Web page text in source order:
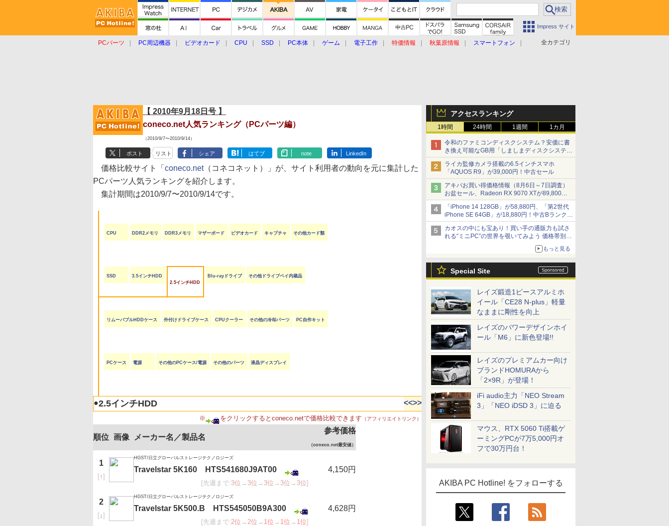
Impress サイト
全カテゴリ
PCパーツ PC周辺機器 ビデオカード CPU SSD PC本体 ゲーム 電子工作 特価情報 秋葉原情報
スマートフォン
アクセスランキング
1時間 24時間 1週間 1カ月
令和のファミコンディスクシステム？安価に書
き換え可能なGB用「しましまディスクシステ
ム」
ライカ監修カメラ搭載の6.5インチスマホ
「AQUOS R9」が39,000円！中古セール
アキバお買い得価格情報（8月6日～7日調査）
お盆セール、Radeon RX 9070 XTが89,800
円、水平周波数24.8kHz対応の17型モニターが
9,801円、暑さ指数連動セール ほか
「iPhone 14 128GB」が58,880円、「第2世代
iPhone SE 64GB」が18,880円！中古Bランク品
セール
カオスの中にも宝あり！買い手の通販力も試さ
れる“ミニPC”の世界を覗いてみよう 価格帯別に
仕様や特徴を整理、11製品をピックアップ text
もっと見る
Special Site
レイズ鍛造1ピースアルミホ
イール「CE28 N-plus」軽量
なままに剛性を向上
レイズのパワーデザインホイ
ール「M6」に新色登場!!
レイズのプレミアムカー向け
ブランドHOMURAから
「2×9R」が登場！
iFi audio主力「NEO Stream
3」「NEO iDSD 3」に迫る
マウス、RTX 5060 Ti搭載ゲ
ーミングPCが7万5,000円オ
フで30万円台！
AKIBA PC Hotline! をフォローする
【 2010年9月18日号 】
coneco.net人気ランキング（PCパーツ編）
（2010/9/7〜2010/9/14）
ポスト リスト シェア はてブ note LinkedIn
価格比較サイト「 coneco.net（コネコネット）」が、サイト利用者の動向を元に集計した
PCパーツ人気ランキングを紹介します。
集計期間は2010/9/7〜2010/9/14です。
CPU DDR2メモリ DDR3メモリ マザーボード ビデオカード キャプチャ その他カード類
SSD
3.5インチHDD
2.5インチHDD
Blu-rayドライブ その他ドライブベイ内蔵品
リムーバブルHDDケース 外付けドライブケース CPUクーラー その他の冷却パーツ PC自作キット
PCケース 電源 その他のPCケース/電源 その他のパーツ 液晶ディスプレイ
●2.5インチHDD <<>>
※ をクリックするとconeco.netで価格比較できます （アフィリエイトリンク）
順位 画像 メーカー名／製品名
参考価格
（coneco.net最安値）
1
[↑]
HGST/日立グローバルストレージテクノロジーズ
Travelstar 5K160 HTS541680J9AT00
[先週まで:3位 → 3位 → 3位 → 3位 → 3位]
4,150円
2
[↓]
HGST/日立グローバルストレージテクノロジーズ
Travelstar 5K500.B HTS545050B9A300
[先週まで:2位 → 2位 → 1位 → 1位 → 1位]
4,628円